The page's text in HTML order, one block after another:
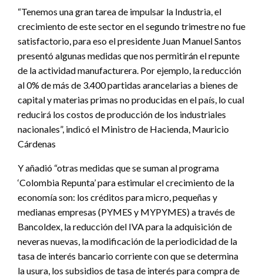
“Tenemos una gran tarea de impulsar la Industria, el
crecimiento de este sector en el segundo trimestre no fue
satisfactorio, para eso el presidente Juan Manuel Santos
presentó algunas medidas que nos permitirán el repunte
de la actividad manufacturera. Por ejemplo, la reducción
al 0% de más de 3.400 partidas arancelarias a bienes de
capital y materias primas no producidas en el país, lo cual
reducirá los costos de producción de los industriales
nacionales”, indicó el Ministro de Hacienda, Mauricio
Cárdenas
Y añadió “otras medidas que se suman al programa
‘Colombia Repunta’ para estimular el crecimiento de la
economía son: los créditos para micro, pequeñas y
medianas empresas (PYMES y MYPYMES) a través de
Bancoldex, la reducción del IVA para la adquisición de
neveras nuevas, la modificación de la periodicidad de la
tasa de interés bancario corriente con que se determina
la usura, los subsidios de tasa de interés para compra de